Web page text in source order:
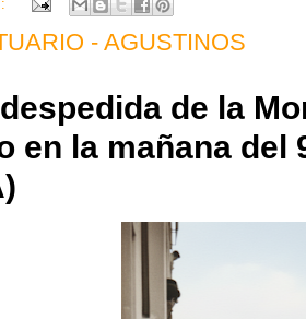
- AGUSTINOS
de la
en la mañana del